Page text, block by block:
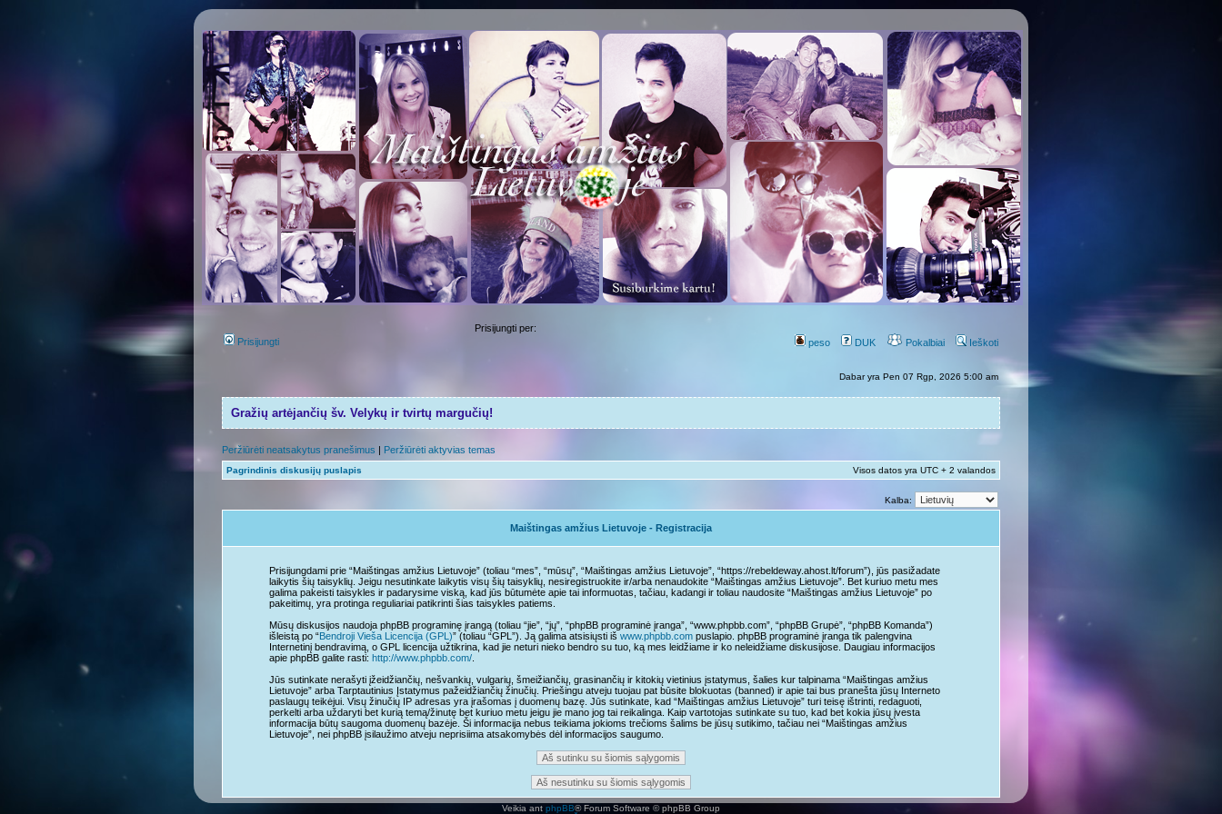
Prisijungti
Prisijungti per:
peso
DUK Pokalbiai Ieškoti
Dabar yra Pen 07 Rgp, 2026 5:00 am
Gražių artėjančių šv. Velykų ir tvirtų margučių!
Peržiūrėti neatsakytus pranešimus | Peržiūrėti aktyvias temas
Pagrindinis diskusijų puslapis Visos datos yra UTC + 2 valandos
Kalba:
Maištingas amžius Lietuvoje - Registracija
Prisijungdami prie “Maištingas amžius Lietuvoje” (toliau “mes”, “mūsų”, “Maištingas amžius Lietuvoje”, “https://rebeldeway.ahost.lt/forum”), jūs pasižadate
laikytis šių taisyklių. Jeigu nesutinkate laikytis visų šių taisyklių, nesiregistruokite ir/arba nenaudokite “Maištingas amžius Lietuvoje”. Bet kuriuo metu mes
galima pakeisti taisykles ir padarysime viską, kad jūs būtumėte apie tai informuotas, tačiau, kadangi ir toliau naudosite “Maištingas amžius Lietuvoje” po
pakeitimų, yra protinga reguliariai patikrinti šias taisykles patiems.
Mūsų diskusijos naudoja phpBB programinę įrangą (toliau “jie”, “jų”, “phpBB programinė įranga”, “www.phpbb.com”, “phpBB Grupė”, “phpBB Komanda”)
išleistą po “Bendroji Vieša Licencija (GPL)” (toliau “GPL”). Ją galima atsisiųsti iš www.phpbb.compuslapio. phpBB programinė įranga tik palengvina
Internetinį bendravimą, o GPL licencija užtikrina, kad jie neturi nieko bendro su tuo, ką mes leidžiame ir ko neleidžiame diskusijose. Daugiau informacijos
apie phpBB galite rasti: http://www.phpbb.com/.
Jūs sutinkate nerašyti įžeidžiančių, nešvankių, vulgarių, šmeižiančių, grasinančių ir kitokių vietinius įstatymus, šalies kur talpinama “Maištingas amžius
Lietuvoje” arba Tarptautinius Įstatymus pažeidžiančių žinučių. Priešingu atveju tuojau pat būsite blokuotas (banned) ir apie tai bus pranešta jūsų Interneto
paslaugų teikėjui. Visų žinučių IP adresas yra įrašomas į duomenų bazę. Jūs sutinkate, kad “Maištingas amžius Lietuvoje” turi teisę ištrinti, redaguoti,
perkelti arba uždaryti bet kurią temą/žinutę bet kuriuo metu jeigu jie mano jog tai reikalinga. Kaip vartotojas sutinkate su tuo, kad bet kokia jūsų įvesta
informacija būtų saugoma duomenų bazėje. Ši informacija nebus teikiama jokioms trečioms šalims be jūsų sutikimo, tačiau nei “Maištingas amžius
Lietuvoje”, nei phpBB įsilaužimo atveju neprisiima atsakomybės dėl informacijos saugumo.
Veikia ant phpBB® Forum Software © phpBB Group